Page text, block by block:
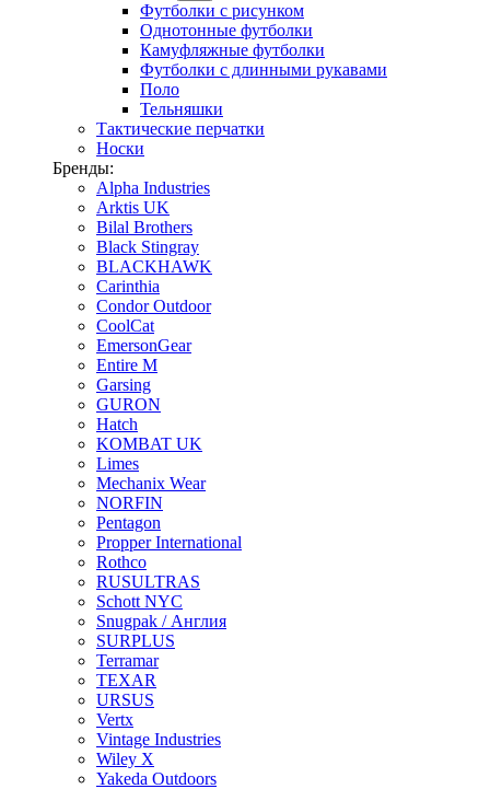
Футболки с рисунком
Однотонные футболки
Камуфляжные футболки
Футболки с длинными рукавами
Поло
Тельняшки
Тактические перчатки
Носки
Бренды:
Alpha Industries
Arktis UK
Bilal Brothers
Black Stingray
BLACKHAWK
Carinthia
Condor Outdoor
CoolCat
EmersonGear
Entire M
Garsing
GURON
Hatch
KOMBAT UK
Limes
Mechanix Wear
NORFIN
Pentagon
Propper International
Rothco
RUSULTRAS
Schott NYC
Snugpak / Англия
SURPLUS
Terramar
TEXAR
URSUS
Vertx
Vintage Industries
Wiley X
Yakeda Outdoors